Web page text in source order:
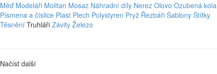
Měď Modeláři Molitan Mosaz Náhradní díly Nerez Olovo Ozubená kola
Písmena a číslice Plast Plech Polystyren Pryž Řezbáři Šablony Štítky
Těsnění Truhláři Závity Železo
Načíst další